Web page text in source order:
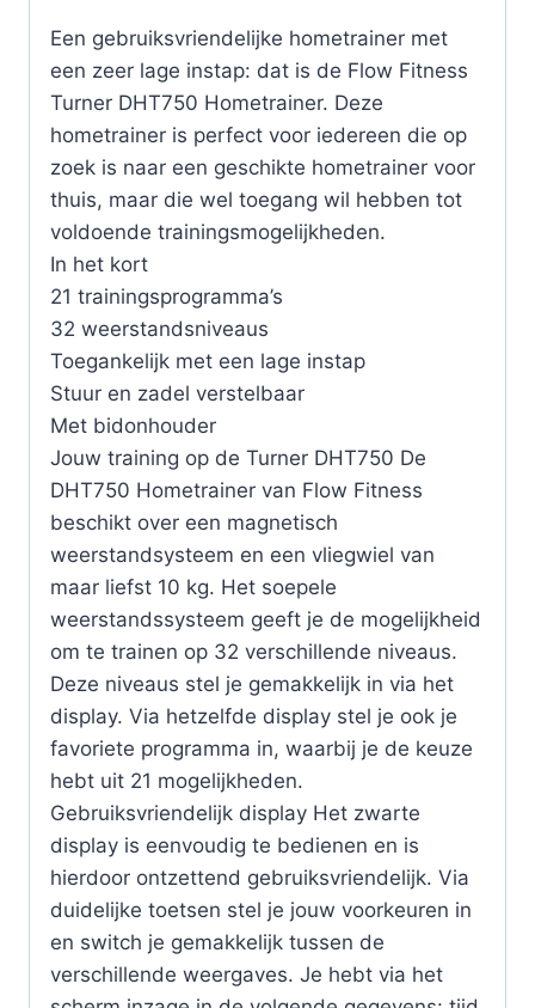
Een gebruiksvriendelijke hometrainer met
een zeer lage instap: dat is de Flow Fitness
Turner DHT750 Hometrainer. Deze
hometrainer is perfect voor iedereen die op
zoek is naar een geschikte hometrainer voor
thuis, maar die wel toegang wil hebben tot
voldoende trainingsmogelijkheden.
In het kort
21 trainingsprogramma’s
32 weerstandsniveaus
Toegankelijk met een lage instap
Stuur en zadel verstelbaar
Met bidonhouder
Jouw training op de Turner DHT750 De
DHT750 Hometrainer van Flow Fitness
beschikt over een magnetisch
weerstandsysteem en een vliegwiel van
maar liefst 10 kg. Het soepele
weerstandssysteem geeft je de mogelijkheid
om te trainen op 32 verschillende niveaus.
Deze niveaus stel je gemakkelijk in via het
display. Via hetzelfde display stel je ook je
favoriete programma in, waarbij je de keuze
hebt uit 21 mogelijkheden.
Gebruiksvriendelijk display Het zwarte
display is eenvoudig te bedienen en is
hierdoor ontzettend gebruiksvriendelijk. Via
duidelijke toetsen stel je jouw voorkeuren in
en switch je gemakkelijk tussen de
verschillende weergaves. Je hebt via het